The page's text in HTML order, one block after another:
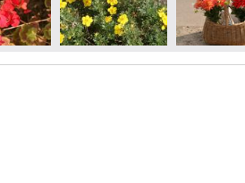
1h laikā Rīgā – pasūtiet